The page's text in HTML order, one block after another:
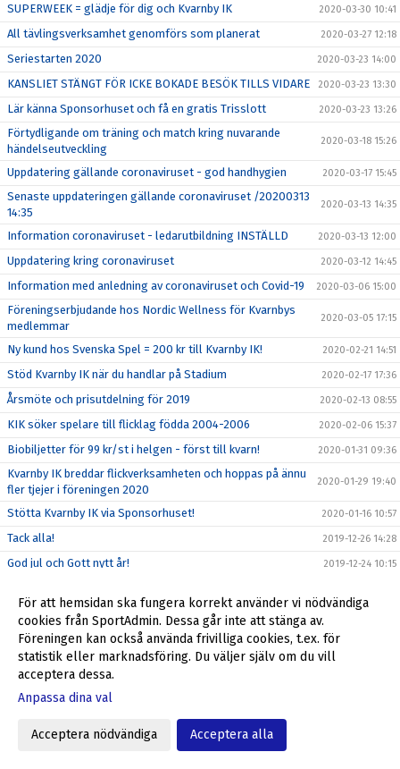
SUPERWEEK = glädje för dig och Kvarnby IK 2020-03-30 10:41
All tävlingsverksamhet genomförs som planerat 2020-03-27 12:18
Seriestarten 2020 2020-03-23 14:00
KANSLIET STÄNGT FÖR ICKE BOKADE BESÖK TILLS VIDARE 2020-03-23 13:30
Lär känna Sponsorhuset och få en gratis Trisslott 2020-03-23 13:26
Förtydligande om träning och match kring nuvarande
händelseutveckling
2020-03-18 15:26
Uppdatering gällande coronaviruset - god handhygien 2020-03-17 15:45
Senaste uppdateringen gällande coronaviruset /20200313
14:35
2020-03-13 14:35
Information coronaviruset - ledarutbildning INSTÄLLD 2020-03-13 12:00
Uppdatering kring coronaviruset 2020-03-12 14:45
Information med anledning av coronaviruset och Covid-19 2020-03-06 15:00
Föreningserbjudande hos Nordic Wellness för Kvarnbys
medlemmar
2020-03-05 17:15
Ny kund hos Svenska Spel = 200 kr till Kvarnby IK! 2020-02-21 14:51
Stöd Kvarnby IK när du handlar på Stadium 2020-02-17 17:36
Årsmöte och prisutdelning för 2019 2020-02-13 08:55
KIK söker spelare till flicklag födda 2004-2006 2020-02-06 15:37
Biobiljetter för 99 kr/st i helgen - först till kvarn! 2020-01-31 09:36
Kvarnby IK breddar flickverksamheten och hoppas på ännu
fler tjejer i föreningen 2020
2020-01-29 19:40
Stötta Kvarnby IK via Sponsorhuset! 2020-01-16 10:57
Tack alla! 2019-12-26 14:28
God jul och Gott nytt år! 2019-12-24 10:15
Tack Lisa! 2019-12-18 08:56
Köpa Bingolotter till Uppesittarkvällen och stötta Kvarnby
2019-12-17 17:37
Nattfotboll – spontanfotboll i Kvarnby IK
Lisa Appelgren lämnar Kvarnby IK
Handla julklappar samtidigt som du stödjer KIK
Kvarnbyfostrade Anton Kralj prisad på norska
För att hemsidan ska fungera korrekt använder vi nödvändiga
cookies från SportAdmin. Dessa går inte att stänga av.
Föreningen kan också använda frivilliga cookies, t.ex. för
statistik eller marknadsföring. Du väljer själv om du vill
acceptera dessa.
Anpassa dina val
Acceptera nödvändiga Acceptera alla